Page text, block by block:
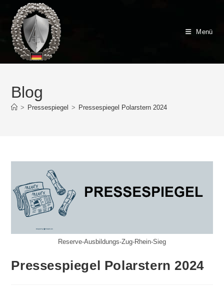
Inhalt
springen
Menü
Blog
> Pressespiegel > Pressespiegel Polarstern 2024
Reserve-Ausbildungs-Zug-Rhein-Sieg
Pressespiegel Polarstern 2024